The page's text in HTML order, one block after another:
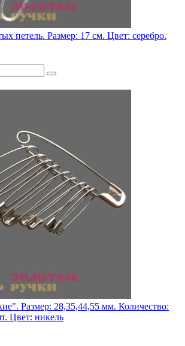
петель. Размер: 17 см. Цвет: серебро.
Размер: 28,35,44,55 мм. Количество:
Цвет: никель